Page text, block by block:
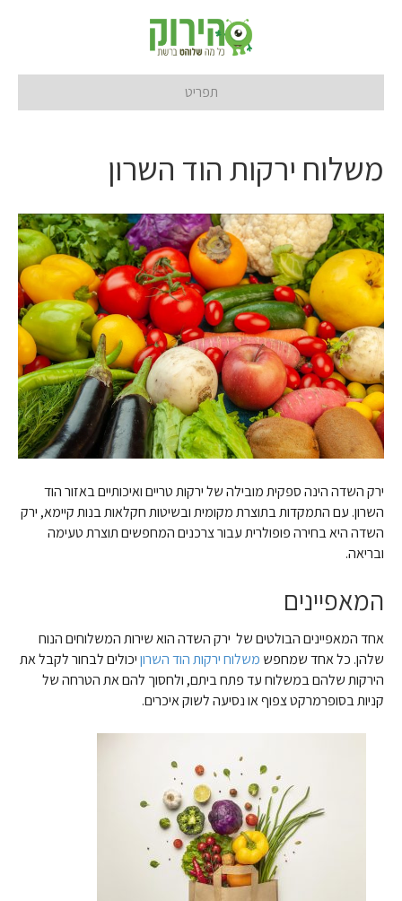
תפריט
משלוח ירקות הוד השרון
ירק השדה הינה ספקית מובילה של ירקות טריים ואיכותיים באזור הוד
השרון. עם התמקדות בתוצרת מקומית ובשיטות חקלאות בנות קיימא, ירק
השדה היא בחירה פופולרית עבור צרכנים המחפשים תוצרת טעימה
ובריאה.
המאפיינים
אחד המאפיינים הבולטים של ירק השדה הוא שירות המשלוחים הנוח
שלהן. כל אחד שמחפש משלוח ירקות הוד השרוןיכולים לבחור לקבל את
הירקות שלהם במשלוח עד פתח ביתם, ולחסוך להם את הטרחה של
קניות בסופרמרקט צפוף או נסיעה לשוק איכרים.